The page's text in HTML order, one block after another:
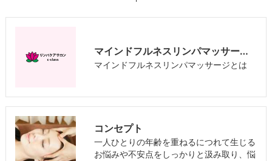
マインドフルネスリンパマッサージとは
マインドフルネスリンパマッサージとは
コンセプト
一人ひとりの年齢を重ねるにつれて生じる
お悩みや不安点をしっかりと汲み取り、悩